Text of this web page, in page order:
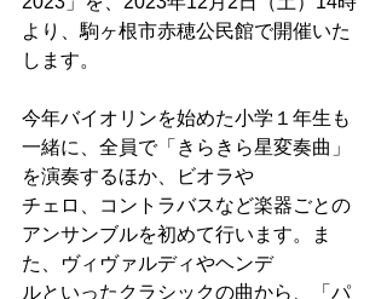
より、駒ヶ根市⾚穂公⺠館で開催いた
します。
今年バイオリンを始めた⼩学１年⽣も
⼀緒に、全員で「きらきら星変奏曲」
を演奏するほか、ビオラや
チェロ、コントラバスなど楽器ごとの
アンサンブルを初めて⾏います。ま
た、ヴィヴァルディやヘンデ
ルといったクラシックの曲から、「パ